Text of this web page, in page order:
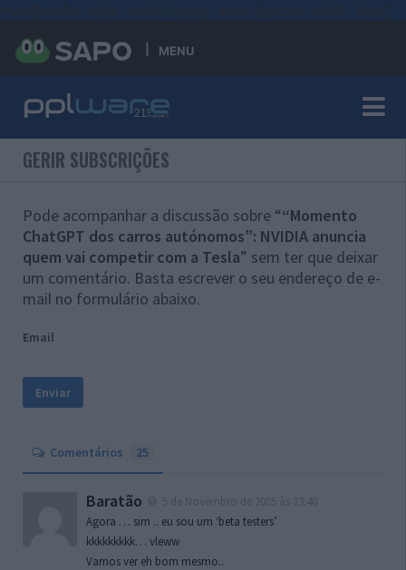
MENU
GERIR SUBSCRIÇÕES
Pode acompanhar a discussão sobre ““Momento
ChatGPT dos carros autónomos”: NVIDIA anuncia
quem vai competir com a Tesla” sem ter que deixar
um comentário. Basta escrever o seu endereço de e-
mail no formulário abaixo.
Email
Comentários 25
Baratão
Agora … sim .. eu sou um ‘beta testers’
kkkkkkkkk… vleww
Vamos ver eh bom mesmo..